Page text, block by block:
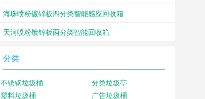
海珠喷粉镀锌板四分类智能感应回收箱
天河喷粉镀锌板两分类智能回收箱
分类
不锈钢垃圾桶
分类垃圾亭
塑料垃圾桶
广告垃圾桶